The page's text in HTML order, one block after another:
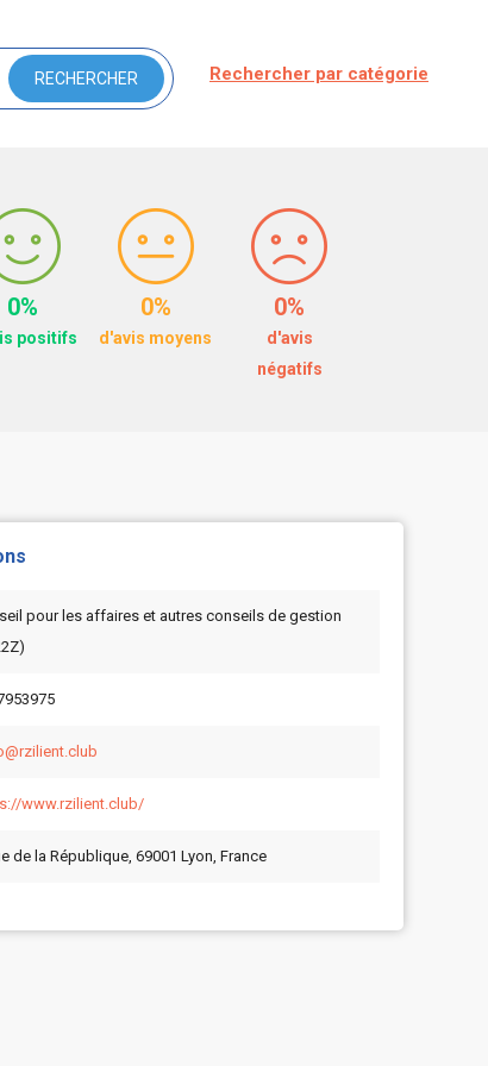
Rechercher par catégorie
0%
positifs
0%
d'avis moyens
0%
d'avis
négatifs
pour les affaires et autres conseils de gestion
www.rzilient.club/
de la République, 69001 Lyon, France